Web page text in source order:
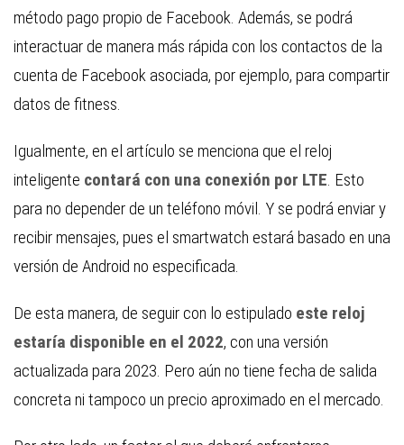
método pago propio de Facebook. Además, se podrá
interactuar de manera más rápida con los contactos de la
cuenta de Facebook asociada, por ejemplo, para compartir
datos de fitness.
Igualmente, en el artículo se menciona que el reloj
inteligente contará con una conexión por LTE . Esto
para no depender de un teléfono móvil. Y se podrá enviar y
recibir mensajes, pues el smartwatch estará basado en una
versión de Android no especificada.
De esta manera, de seguir con lo estipulado este reloj
estaría disponible en el 2022, con una versión
actualizada para 2023. Pero aún no tiene fecha de salida
concreta ni tampoco un precio aproximado en el mercado.